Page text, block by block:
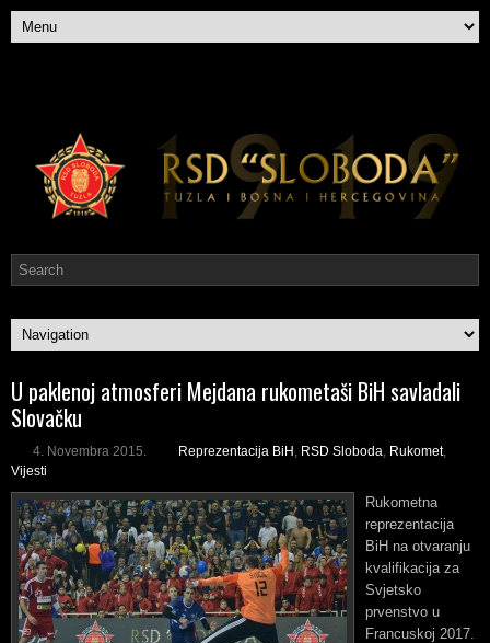
U paklenoj atmosferi Mejdana rukometaši BiH savladali
Slovačku
4. Novembra 2015. Reprezentacija BiH RSD Sloboda Rukomet,
Vijesti
Rukometna
reprezentacija
BiH na otvaranju
kvalifikacija za
Svjetsko
prvenstvo u
Francuskoj 2017.